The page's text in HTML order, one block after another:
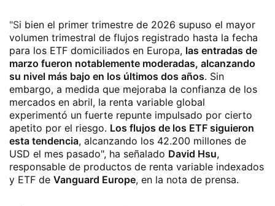
"Si bien el primer trimestre de 2026 supuso el mayor
volumen trimestral de flujos registrado hasta la fecha
para los ETF domiciliados en Europa, las entradas de
marzo fueron notablemente moderadas, alcanzando
su nivel más bajo en los últimos dos años. Sin
embargo, a medida que mejoraba la confianza de los
mercados en abril, la renta variable global
experimentó un fuerte repunte impulsado por cierto
apetito por el riesgo. Los flujos de los ETF siguieron
esta tendencia, alcanzando los 42.200 millones de
USD el mes pasado", ha señalado David Hsu,
responsable de productos de renta variable indexados
y ETF de Vanguard Europe, en la nota de prensa.